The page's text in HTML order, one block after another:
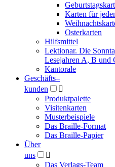
Karten für
Osterkarten
Hilfsmittel
Lektionar. Die
Lesejahren A, B und
Kantorale
Geschäfts­–
kunden

Produktpalette
Visitenkarten
Musterbeispiele
Das Braille-Format
Das Braille-Papier
Über
uns

Das Verlags-Team